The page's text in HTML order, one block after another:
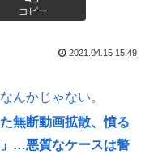
コピー
2021.04.15 15:49
んかじゃない。
無断動画拡散、憤る
…悪質なケースは警